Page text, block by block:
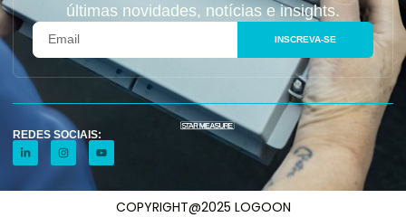
últimas novidades, notícias e insights.
INSCREVA-SE
REDES SOCIAIS:
COPYRIGHT@2025 LOGOON